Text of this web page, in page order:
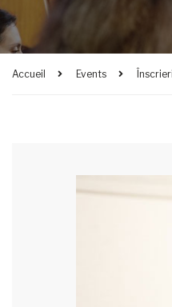
Accueil Events